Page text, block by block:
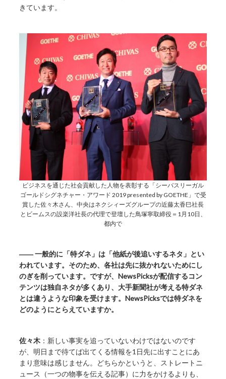
きています。
ビジネスを通じた社会貢献した人物を表彰する「シーバスリーガル
ゴールドシグネチャー・アワード 2019 presented by GOETHE」で受
賞した佐々木さん、中央はネクシィーズグループの近藤太香巳社長
とビームスの設楽洋社長の代理で登壇した鳥塚寧取締役＝1月10日、
都内で
―― 一般的に「特ダネ」は「他紙が後追いするネタ」とい
われています。そのため、各社は先に抜かれないためにし
のぎを削っています。ですが、NewsPicksが配信するコン
テンツは独自ネタが多くあり、大手新聞社が考える特ダネ
とは違うような印象を受けます。NewsPicksでは特ダネを
どのようにとらえていますか。
佐々木 ：新しい事実を追っていないわけではないのです
が、明日まで待てば出てくる情報を1日先に出すことにあ
まり意味は感じません。どちらかというと、ストレートニ
ュース（一つの物事を伝える記事）に力をかけるよりも、